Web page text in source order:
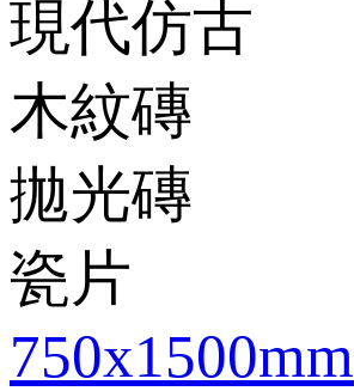
現代仿古
木紋磚
拋光磚
瓷片
750x1500mm